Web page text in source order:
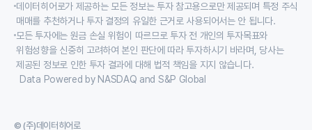
데이터히어로가 제공하는 모든 정보는 투자 참고용으로만 제공되며 특정 주식
매매를 추천하거나 투자 결정의 유일한 근거로 사용되어서는 안 됩니다.
모든 투자에는 원금 손실 위험이 따르므로 투자 전 개인의 투자목표와
위험성향을 신중히 고려하여 본인 판단에 따라 투자하시기 바라며, 당사는
제공된 정보로 인한 투자 결과에 대해 법적 책임을 지지 않습니다.
Data Powered by NASDAQ and S&P Global
© (주)데이터히어로